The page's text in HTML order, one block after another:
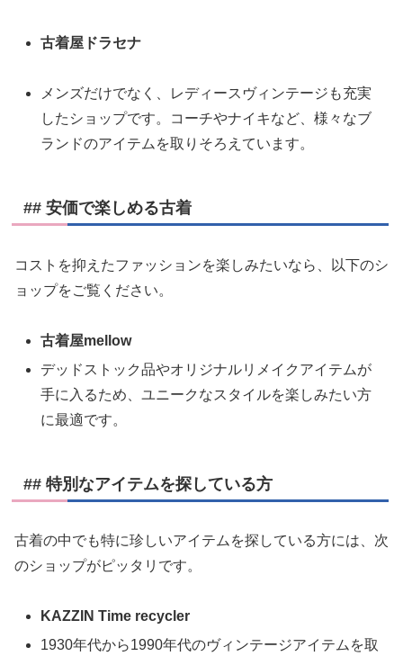
古着屋ドラセナ
メンズだけでなく、レディースヴィンテージも充実
したショップです。コーチやナイキなど、様々なブ
ランドのアイテムを取りそろえています。
## 安価で楽しめる古着
コストを抑えたファッションを楽しみたいなら、以下のシ
ョップをご覧ください。
古着屋mellow
デッドストック品やオリジナルリメイクアイテムが
手に入るため、ユニークなスタイルを楽しみたい方
に最適です。
## 特別なアイテムを探している方
古着の中でも特に珍しいアイテムを探している方には、次
のショップがピッタリです。
KAZZIN Time recycler
1930年代から1990年代のヴィンテージアイテムを取